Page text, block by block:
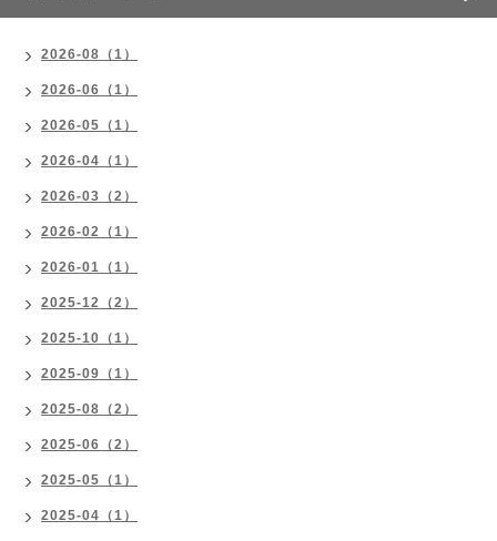
2026-08（1）
2026-06（1）
2026-05（1）
2026-04（1）
2026-03（2）
2026-02（1）
2026-01（1）
2025-12（2）
2025-10（1）
2025-09（1）
2025-08（2）
2025-06（2）
2025-05（1）
2025-04（1）